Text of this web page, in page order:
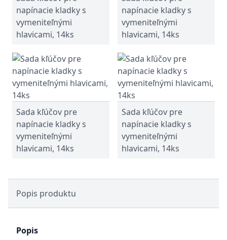
napínacie kladky s
vymeniteľnými
hlavicami, 14ks
napínacie kladky s
vymeniteľnými
hlavicami, 14ks
Sada kľúčov pre
napínacie kladky s
vymeniteľnými
hlavicami, 14ks
Sada kľúčov pre
napínacie kladky s
vymeniteľnými
hlavicami, 14ks
Popis produktu
Popis